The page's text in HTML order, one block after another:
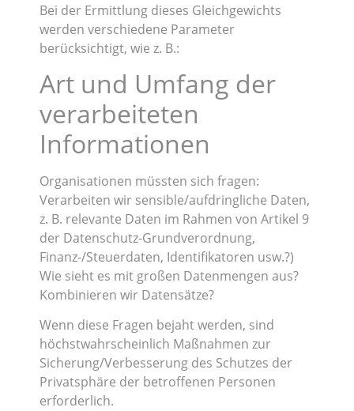
Bei der Ermittlung dieses Gleichgewichts
werden verschiedene Parameter
berücksichtigt, wie z. B.:
Art und Umfang der
verarbeiteten
Informationen
Organisationen müssten sich fragen:
Verarbeiten wir sensible/aufdringliche Daten,
z. B. relevante Daten im Rahmen von Artikel 9
der Datenschutz-Grundverordnung,
Finanz-/Steuerdaten, Identifikatoren usw.?)
Wie sieht es mit großen Datenmengen aus?
Kombinieren wir Datensätze?
Wenn diese Fragen bejaht werden, sind
höchstwahrscheinlich Maßnahmen zur
Sicherung/Verbesserung des Schutzes der
Privatsphäre der betroffenen Personen
erforderlich.